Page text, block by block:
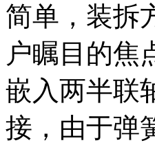
简单，装拆
户瞩目的焦
嵌入两半联
接，由于弹